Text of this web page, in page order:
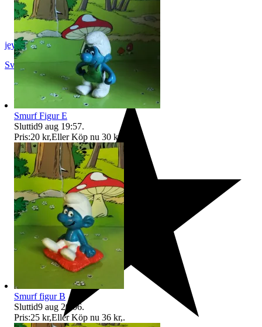
jeyd
Svalöv
Smurf Figur E
Sluttid9 aug 19:57.
Pris:20 kr,Eller Köp nu 30 kr
Smurf figur B
Sluttid9 aug 20:06.
Pris:25 kr,Eller Köp nu 36 kr,.